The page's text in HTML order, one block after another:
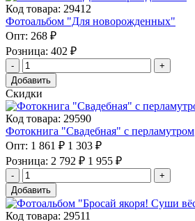
Код товара: 29412
Фотоальбом "Для новорожденных"
Опт: 268 ₽
Розница: 402 ₽
Добавить
Скидки
Код товара: 29590
Фотокнига "Свадебная" с перламутром
Опт: 1 861 ₽ 1 303 ₽
Розница: 2 792 ₽ 1 955 ₽
Добавить
Код товара: 29511